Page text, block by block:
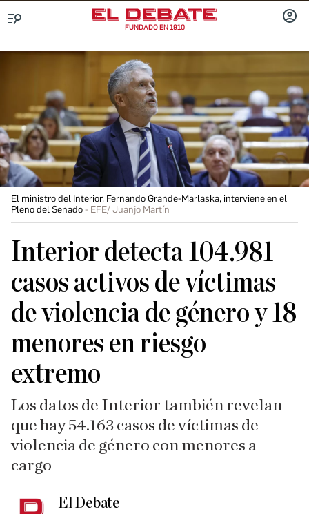
FUNDADO EN 1910
El ministro del Interior, Fernando Grande-Marlaska, interviene en el
Pleno del Senado
EFE/ Juanjo Martín
Interior detecta 104.981
casos activos de víctimas
de violencia de género y 18
menores en riesgo
extremo
Los datos de Interior también revelan
que hay 54.163 casos de víctimas de
violencia de género con menores a
cargo
El Debate